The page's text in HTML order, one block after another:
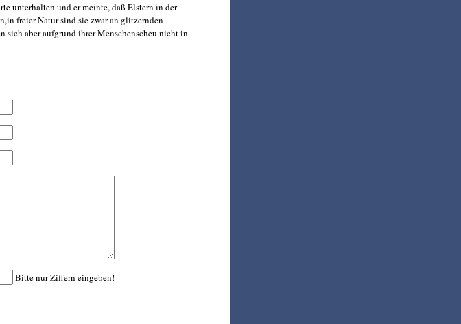
unterhalten und er meinte, daß Elstern in der
freier Natur sind sie zwar an glitzernden
sich aber aufgrund ihrer Menschenscheu nicht in
Bitte nur Ziffern eingeben!